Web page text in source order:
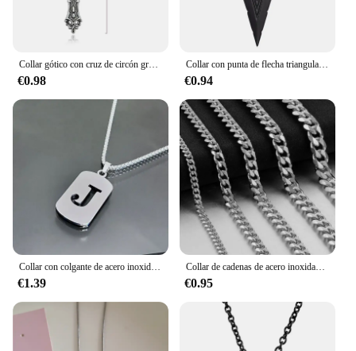
€0.98
Collar con punta de flecha triangular negro con personalidad Retro, colgante de estilo de nicho, joyería Punk, regalo de fiesta para hombres y mujeres, Color plata 2022
€0.94
€1.39
Collar de cadenas de acero inoxidable para hombre, Gargantilla básica de rapero en el cuello, joyería de moda, Hip Hop, ancho, 3/5/7/9MM, Eslabón cubano
€0.95